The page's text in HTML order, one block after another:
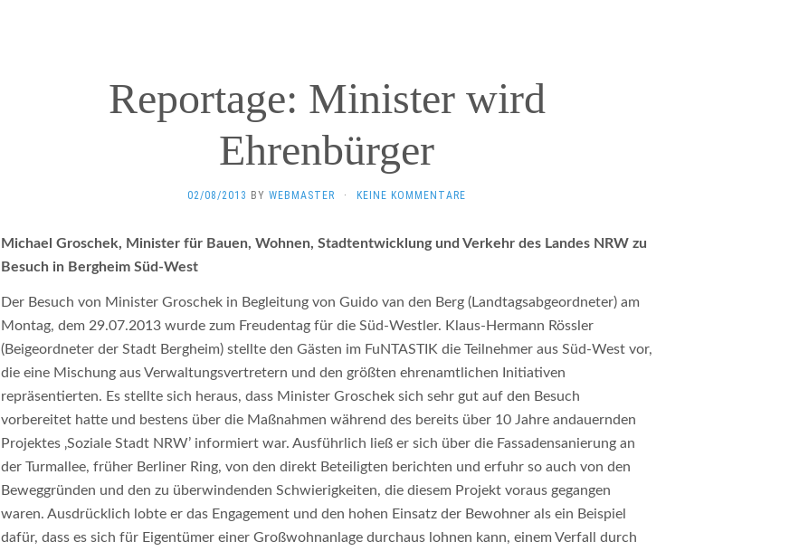
Reportage: Minister wird
Ehrenbürger
02/08/2013 BY WEBMASTER · KEINE KOMMENTARE
Michael Groschek, Minister für Bauen, Wohnen, Stadtentwicklung und Verkehr des Landes NRW zu
Besuch in Bergheim Süd-West
Der Besuch von Minister Groschek in Begleitung von Guido van den Berg (Landtagsabgeordneter) am
Montag, dem 29.07.2013 wurde zum Freudentag für die Süd-Westler. Klaus-Hermann Rössler
(Beigeordneter der Stadt Bergheim) stellte den Gästen im FuNTASTIK die Teilnehmer aus Süd-West vor,
die eine Mischung aus Verwaltungsvertretern und den größten ehrenamtlichen Initiativen
repräsentierten. Es stellte sich heraus, dass Minister Groschek sich sehr gut auf den Besuch
vorbereitet hatte und bestens über die Maßnahmen während des bereits über 10 Jahre andauernden
Projektes ‚Soziale Stadt NRW’ informiert war. Ausführlich ließ er sich über die Fassadensanierung an
der Turmallee, früher Berliner Ring, von den direkt Beteiligten berichten und erfuhr so auch von den
Beweggründen und den zu überwindenden Schwierigkeiten, die diesem Projekt voraus gegangen
waren. Ausdrücklich lobte er das Engagement und den hohen Einsatz der Bewohner als ein Beispiel
dafür, dass es sich für Eigentümer einer Großwohnanlage durchaus lohnen kann, einem Verfall durch